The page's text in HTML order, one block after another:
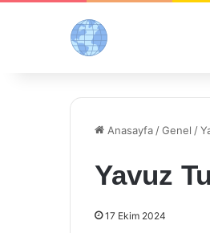
Anasayfa /Genel /
Yavuz
17 Ekim 2024